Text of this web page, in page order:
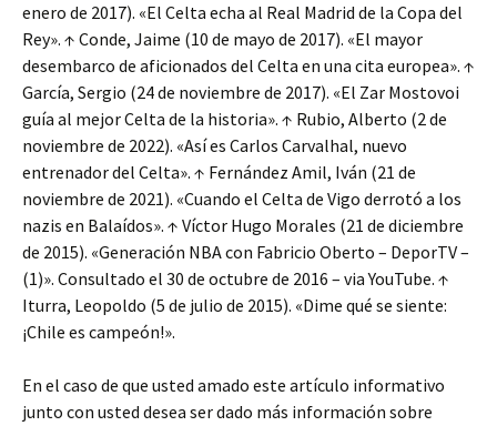
enero de 2017). «El Celta echa al Real Madrid de la Copa del
Rey». ↑ Conde, Jaime (10 de mayo de 2017). «El mayor
desembarco de aficionados del Celta en una cita europea». ↑
García, Sergio (24 de noviembre de 2017). «El Zar Mostovoi
guía al mejor Celta de la historia». ↑ Rubio, Alberto (2 de
noviembre de 2022). «Así es Carlos Carvalhal, nuevo
entrenador del Celta». ↑ Fernández Amil, Iván (21 de
noviembre de 2021). «Cuando el Celta de Vigo derrotó a los
nazis en Balaídos». ↑ Víctor Hugo Morales (21 de diciembre
de 2015). «Generación NBA con Fabricio Oberto – DeporTV –
(1)». Consultado el 30 de octubre de 2016 – via YouTube. ↑
Iturra, Leopoldo (5 de julio de 2015). «Dime qué se siente:
¡Chile es campeón!».
En el caso de que usted amado este artículo informativo
junto con usted desea ser dado más información sobre